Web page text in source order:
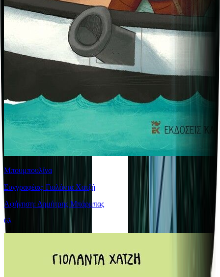
Μπουμπουλίνα
Συγγραφέας: Γιολάντα Χατζή
Αφήγηση: Δημήτρης Μπάρμπας
6λ